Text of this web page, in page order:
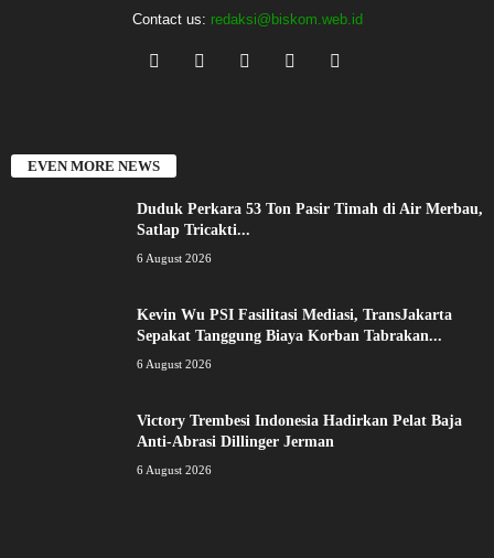
Contact us: redaksi@biskom.web.id
EVEN MORE NEWS
Duduk Perkara 53 Ton Pasir Timah di Air Merbau,
Satlap Tricakti...
6 August 2026
Kevin Wu PSI Fasilitasi Mediasi, TransJakarta
Sepakat Tanggung Biaya Korban Tabrakan...
6 August 2026
Victory Trembesi Indonesia Hadirkan Pelat Baja
Anti-Abrasi Dillinger Jerman
6 August 2026